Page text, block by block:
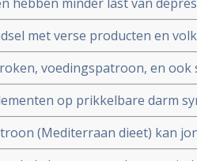
tot eerder overlijden aldus
hapjes die daarentegen meer
met verse producten en
depressiviteit te kunnen
voedingspatroon, en ook
van darmmicrobioom en zijn
een gezonde diverse
op prikkelbare darm
voeding wel en niet te eten.
(Mediterraan dieet) kan
met een Westers dieet